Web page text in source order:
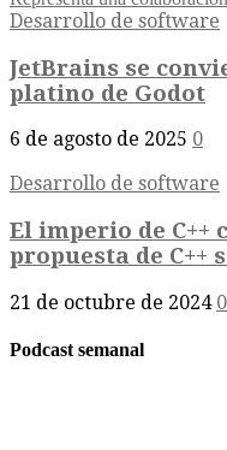
Desarrollo de software
JetBrains se
platino de Godot
6 de agosto de 2025 0
Desarrollo de software
El imperio de C++
propuesta de C++
21 de octubre de 2024 0
Podcast semanal